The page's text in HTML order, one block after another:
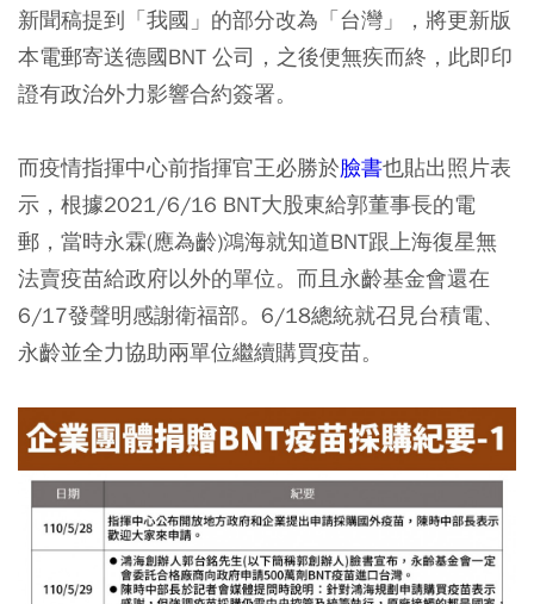
新聞稿提到「我國」的部分改為「台灣」，將更新版
本電郵寄送德國BNT 公司，之後便無疾而終，此即印
證有政治外力影響合約簽署。
而疫情指揮中心前指揮官王必勝於臉書也貼出照片表
示，根據2021/6/16 BNT大股東給郭董事長的電
郵，當時永霖(應為齡)鴻海就知道BNT跟上海復星無
法賣疫苗給政府以外的單位。而且永齡基金會還在
6/17發聲明感謝衛福部。6/18總統就召見台積電、
永齡並全力協助兩單位繼續購買疫苗。